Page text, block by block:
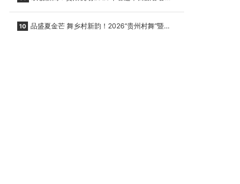
10 品盛夏金芒 舞乡村新韵！2026“贵州村舞”暨望